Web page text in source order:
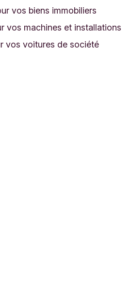
vos biens immobiliers
vos machines et installations
vos voitures de société